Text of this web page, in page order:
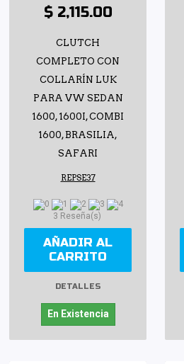
$ 2,115.00
CLUTCH
COMPLETO CON
COLLARÍN LUK
PARA VW SEDAN
1600, 1600I, COMBI
1600, BRASILIA,
SAFARI
REPSE37
3 Reseña(s)
AÑADIR AL
CARRITO
DETALLES
En Existencia